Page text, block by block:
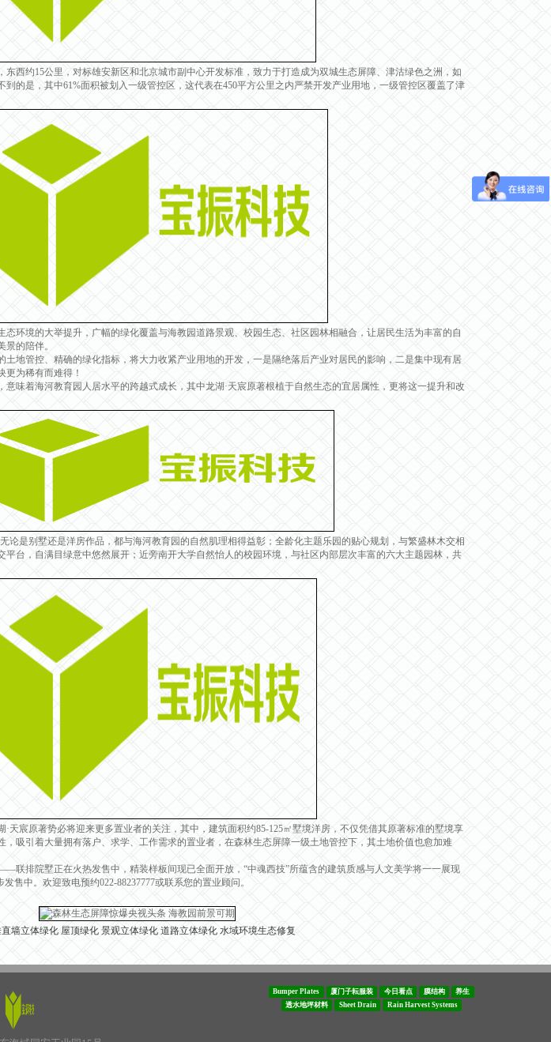
西约15公里，对标雄安新区和北京城市副中心开发标准，致力于打造成为双城生态屏障、津沽绿色之洲，如
的是，其中61%面积被划入一级管控区，这代表在450平方公里之内严禁开发产业用地，一级管控区覆盖了津
境的大举提升，广幅的绿化覆盖与海教园道路景观、校园生态、社区园林相融合，让居民生活为丰富的自
的陪伴。
管控、精确的绿化指标，将大力收紧产业用地的开发，一是隔绝落后产业对居民的影响，二是集中现有居
更为稀有而难得！
着海河教育园人居水平的跨越式成长，其中龙湖·天宸原著根植于自然生态的宜居属性，更将这一提升和改
是别墅还是洋房作品，都与海河教育园的自然肌理相得益彰；全龄化主题乐园的贴心规划，与繁盛林木交相
台，自满目绿意中悠然展开；近旁南开大学自然怡人的校园环境，与社区内部层次丰富的六大主题园林，共
宸原著势必将迎来更多置业者的关注，其中，建筑面积约85-125㎡墅境洋房，不仅凭借其原著标准的墅境享
吸引着大量拥有落户、求学、工作需求的置业者，在森林生态屏障一级土地管控下，其土地价值也愈加难
排院墅正在火热发售中，精装样板间现已全面开放，“中魂西技”所蕴含的建筑质感与人文美学将一一展现
售中。欢迎致电预约022-88237777或联系您的置业顾问。
墙立体绿化 屋顶绿化 景观立体绿化 道路立体绿化 水域环境生态修复
Bumper Plates 厦门子耘服装 今日看点 膜结构
养生
透水地坪材料
Sheet Drain Rain Harvest Systems